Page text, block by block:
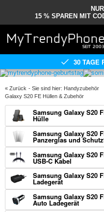
15 % SPAREN MIT
30 TAGE
« Zurück - Sie sind hier: Handyzubehör
Galaxy S20 FE Hüllen & Zubehör
Samsung Galaxy S20
Hülle
Samsung Galaxy S20
Panzerglas und
Samsung Galaxy S20
USB-C Kabel
Samsung Galaxy S20
Ladegerät
Samsung Galaxy S20
Auto Ladegerät